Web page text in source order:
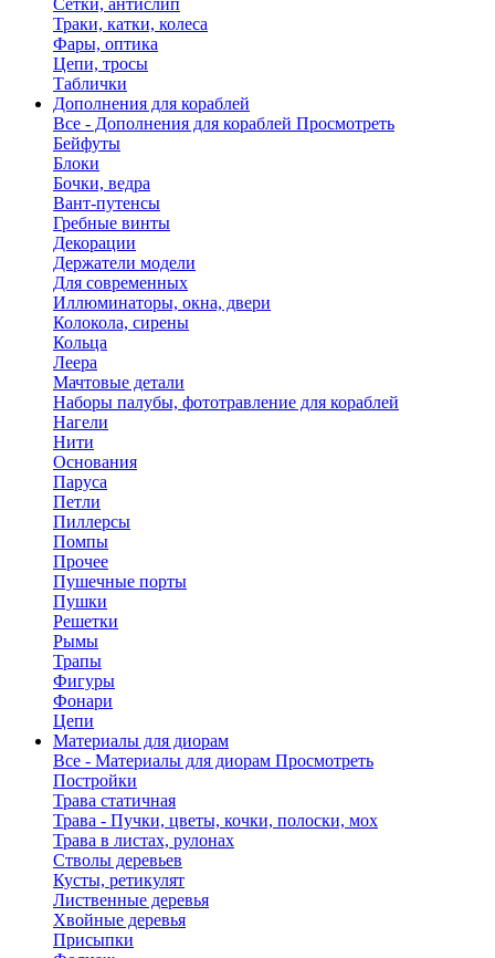
Сетки, антислип
Траки, катки, колеса
Фары, оптика
Цепи, тросы
Таблички
Дополнения для кораблей
Все - Дополнения для кораблей Просмотреть
Бейфуты
Блоки
Бочки, ведра
Вант-путенсы
Гребные винты
Декорации
Держатели модели
Для современных
Иллюминаторы, окна, двери
Колокола, сирены
Кольца
Леера
Мачтовые детали
Наборы палубы, фототравление для кораблей
Нагели
Нити
Основания
Паруса
Петли
Пиллерсы
Помпы
Прочее
Пушечные порты
Пушки
Решетки
Рымы
Трапы
Фигуры
Фонари
Цепи
Материалы для диорам
Все - Материалы для диорам Просмотреть
Постройки
Трава статичная
Трава - Пучки, цветы, кочки, полоски, мох
Трава в листах, рулонах
Стволы деревьев
Кусты, ретикулят
Лиственные деревья
Хвойные деревья
Присыпки